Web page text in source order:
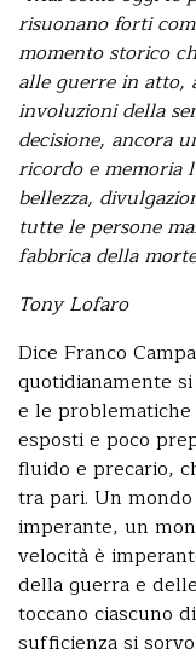
risuonano forti
momento storico
alle guerre in atto,
involuzioni della
decisione, ancora
ricordo e memoria
bellezza,
tutte le persone
fabbrica della
Tony Lofaro
Dice Franco
quotidianamente
e le problematiche
esposti e poco
fluido e precario,
tra pari. Un
imperante, un
velocità è
della guerra e
toccano ciascuno
sufficienza si